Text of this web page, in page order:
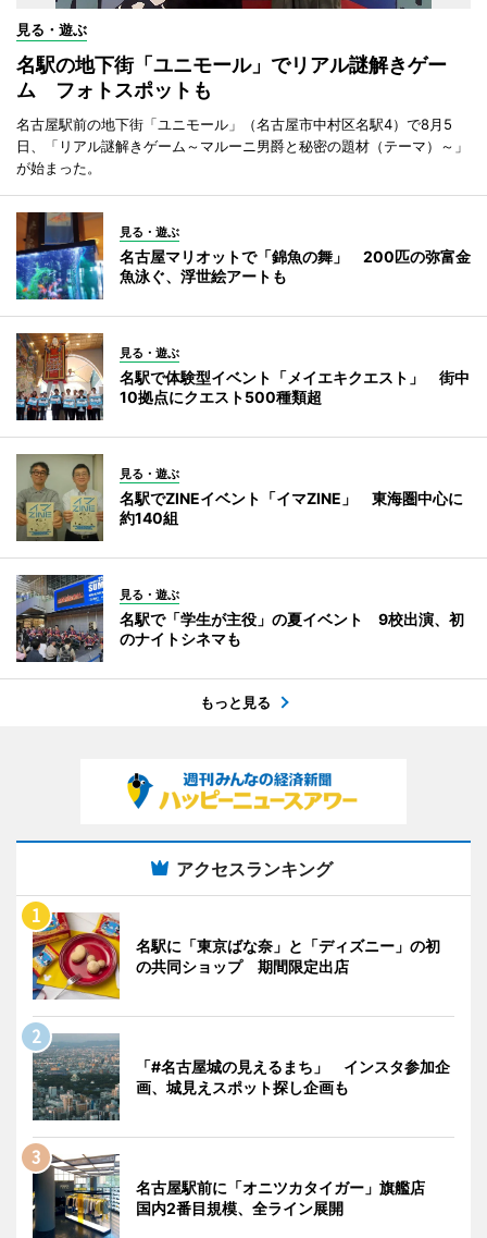
見る・遊ぶ
名駅の地下街「ユニモール」でリアル謎解きゲー
ム フォトスポットも
名古屋駅前の地下街「ユニモール」（名古屋市中村区名駅4）で8月5
日、「リアル謎解きゲーム～マルーニ男爵と秘密の題材（テーマ）～」
が始まった。
見る・遊ぶ
名古屋マリオットで「錦魚の舞」 200匹の弥富金
魚泳ぐ、浮世絵アートも
見る・遊ぶ
名駅で体験型イベント「メイエキクエスト」 街中
10拠点にクエスト500種類超
見る・遊ぶ
名駅でZINEイベント「イマZINE」 東海圏中心に
約140組
見る・遊ぶ
名駅で「学生が主役」の夏イベント 9校出演、初
のナイトシネマも
もっと見る
アクセスランキング
名駅に「東京ばな奈」と「ディズニー」の初
の共同ショップ 期間限定出店
「#名古屋城の見えるまち」 インスタ参加企
画、城見えスポット探し企画も
名古屋駅前に「オニツカタイガー」旗艦店
国内2番目規模、全ライン展開